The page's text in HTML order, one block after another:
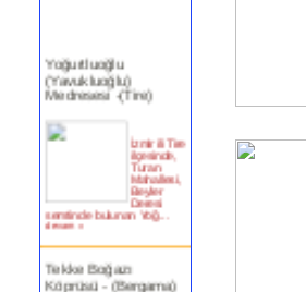
(Yavukluoğlu)
Medresesi -(Tire)
Turan
Mahallesi,
Beyler
Deresi
semtinde bulunan Yoğ...
devam »
Tekke Boğazı
Köprüsü - (Bergama)